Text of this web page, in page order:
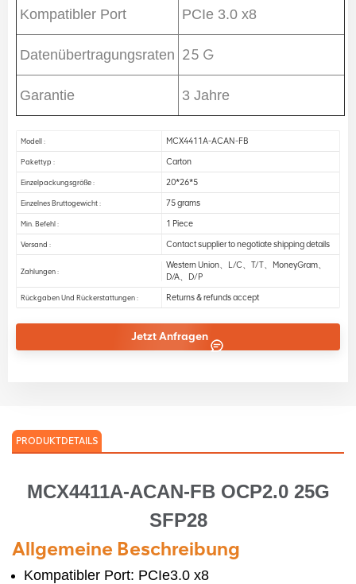
Kompatibler Port PCIe 3.0 x8
Datenübertragungsraten 25 G
Garantie 3 Jahre
Modell : MCX4411A-ACAN-FB
Pakettyp : Carton
Einzelpackungsgröße : 20*26*5
Einzelnes Bruttogewicht : 75 grams
Min. Befehl : 1 Piece
Versand : Contact supplier to negotiate shipping details
Zahlungen :
Western Union、L/C、T/T、MoneyGram、
D/A、D/P
Rückgaben Und Rückerstattungen : Returns & refunds accept
Jetzt Anfragen
PRODUKTDETAILS
MCX4411A-ACAN-FB OCP2.0 25G
SFP28
Allgemeine Beschreibung
Kompatibler Port: PCIe3.0 x8